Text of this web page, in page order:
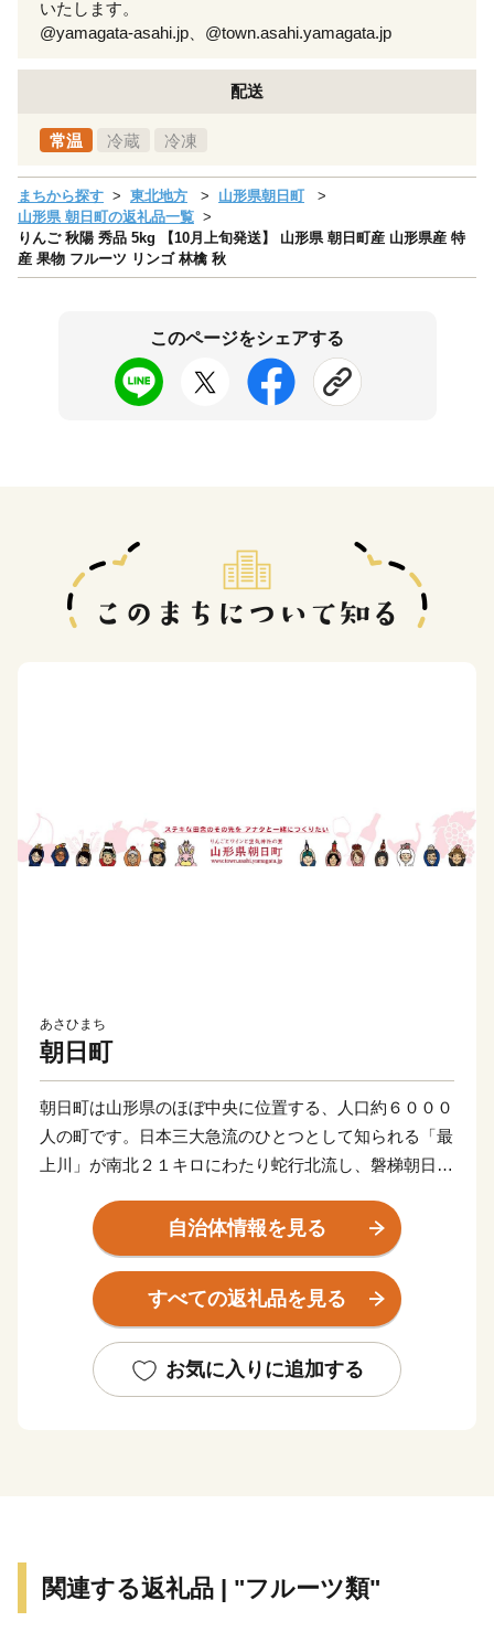
いたします。
@yamagata-asahi.jp、@town.asahi.yamagata.jp
配送
常温 冷蔵 冷凍
まちから探す 東北地方
山形県朝日町
山形県 朝日町の返礼品一覧
りんご 秋陽 秀品 5kg 【10月上旬発送】 山形県 朝日町産 山形県産 特
産 果物 フルーツ リンゴ 林檎 秋
このページをシェアする
あさひまち
朝日町
朝日町は山形県のほぼ中央に位置する、人口約６０００
人の町です。日本三大急流のひとつとして知られる「最
上川」が南北２１キロにわたり蛇行北流し、磐梯朝日国
める、自然豊かなところです。
最上川の両岸に沿った河岸段丘は、果樹栽培に適した肥
沃な土地で、１３０年以上の栽培歴を持つりんごは町の
シンボルとなっています。そのほかにも、良質なブドウ
民一人ひとりが誠実な営みを続けています。
小さい町ながら、農業をはじめ、観光や教育など、まだ
自治体情報を見る
すべての返礼品を見る
お気に入りに追加する
関連する返礼品 | "フルーツ類"